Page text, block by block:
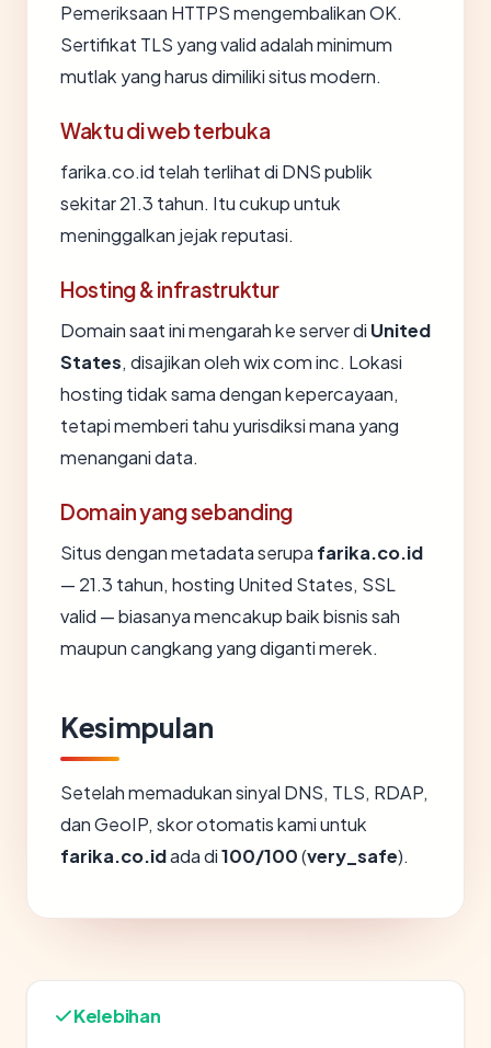
Pemeriksaan HTTPS mengembalikan OK.
Sertifikat TLS yang valid adalah minimum
mutlak yang harus dimiliki situs modern.
Waktu di web terbuka
farika.co.id telah terlihat di DNS publik
sekitar 21.3 tahun. Itu cukup untuk
meninggalkan jejak reputasi.
Hosting & infrastruktur
Domain saat ini mengarah ke server di United
States, disajikan oleh wix com inc. Lokasi
hosting tidak sama dengan kepercayaan,
tetapi memberi tahu yurisdiksi mana yang
menangani data.
Domain yang sebanding
Situs dengan metadata serupa farika.co.id
— 21.3 tahun, hosting United States, SSL
valid — biasanya mencakup baik bisnis sah
maupun cangkang yang diganti merek.
Kesimpulan
Setelah memadukan sinyal DNS, TLS, RDAP,
dan GeoIP, skor otomatis kami untuk
farika.co.idada di100/100(very_safe).
Kelebihan